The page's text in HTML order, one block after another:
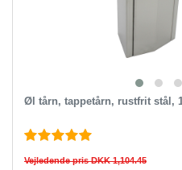
Øl tårn, tappetårn, rustfrit stål,
Vejledende pris DKK 1,104.45